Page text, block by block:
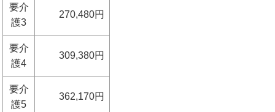
要介
護3
270,480円
要介
護4
309,380円
要介
護5
362,170円